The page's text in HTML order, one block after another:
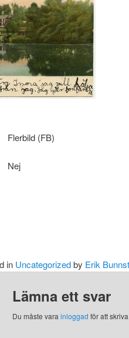
Flerbild (FB)
Nej
in Uncategorizedby Erik
Lämna ett svar
Du måste varainloggad för att